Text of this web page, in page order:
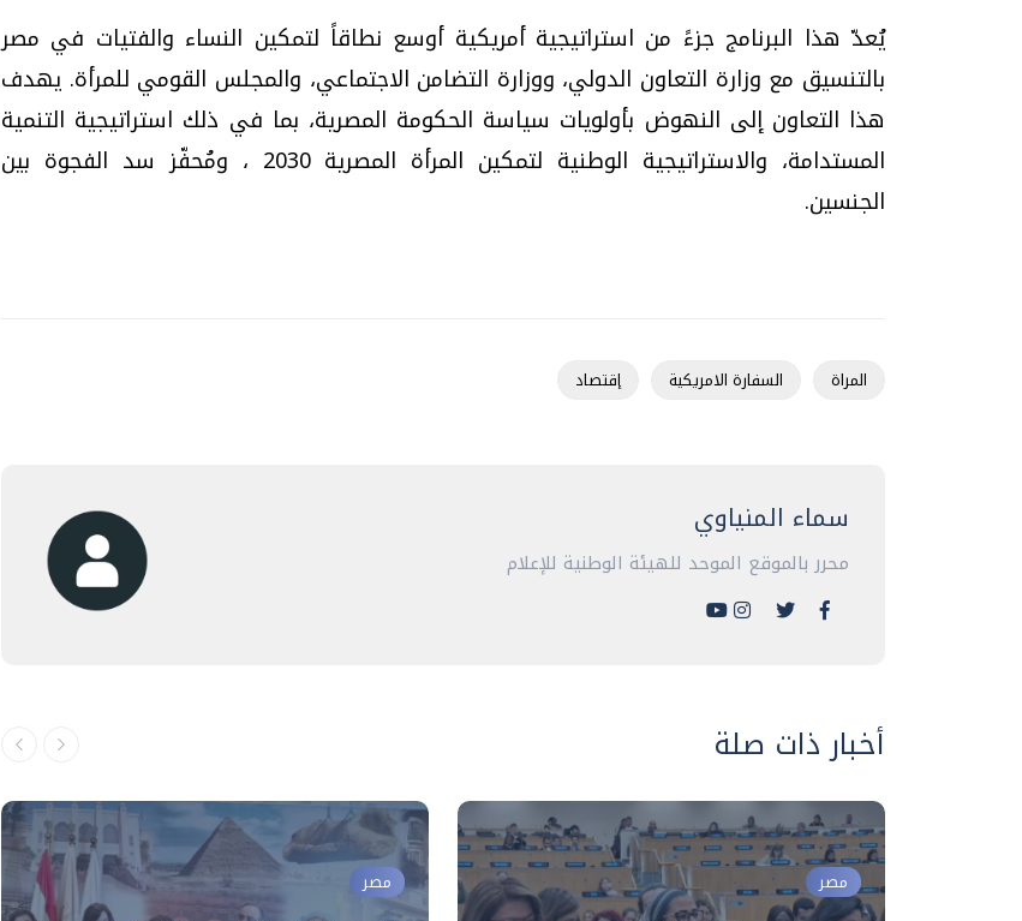
يُعدّ هذا البرنامج جزءً من استراتيجية أمريكية أوسع نطاقاً لتمكين النساء والفتيات في مصر
بالتنسيق مع وزارة التعاون الدولي، ووزارة التضامن الاجتماعي، والمجلس القومي للمرأة. يهدف
هذا التعاون إلى النهوض بأولويات سياسة الحكومة المصرية، بما في ذلك استراتيجية التنمية
المستدامة، والاستراتيجية الوطنية لتمكين المرأة المصرية 2030 ، ومُحفّز سد الفجوة بين
الجنسين.
المراة السفارة الامريكية إقتصاد
سماء المنياوي
محرر بالموقع الموحد للهيئة الوطنية للإعلام
أخبار ذات صلة
مصر مصر